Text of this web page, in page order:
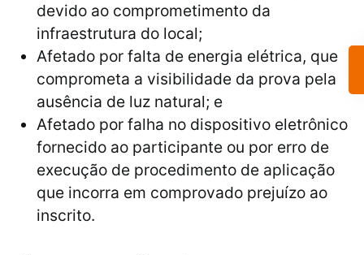
devido ao comprometimento da
infraestrutura do local;
Afetado por falta de energia elétrica, que
comprometa a visibilidade da prova pela
ausência de luz natural; e
Afetado por falha no dispositivo eletrônico
fornecido ao participante ou por erro de
execução de procedimento de aplicação
que incorra em comprovado prejuízo ao
inscrito.